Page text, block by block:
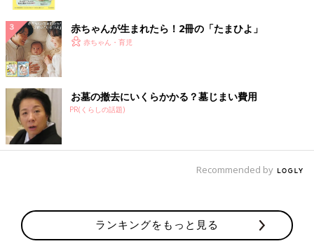
赤ちゃんが生まれたら！2冊の「たまひよ」
赤ちゃん・育児
お墓の撤去にいくらかかる？墓じまい費用
PR(くらしの話題)
Recommended by
ランキングをもっと見る